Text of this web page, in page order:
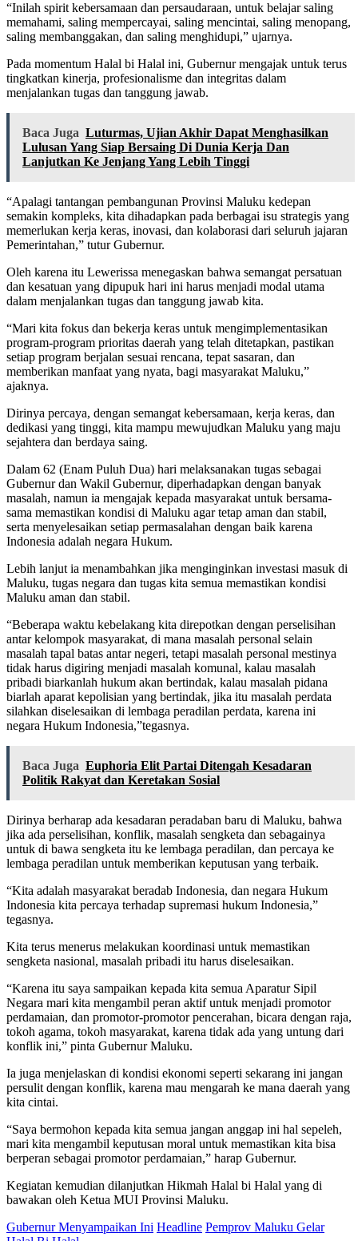
“Inilah spirit kebersamaan dan persaudaraan, untuk belajar saling
memahami, saling mempercayai, saling mencintai, saling menopang,
saling membanggakan, dan saling menghidupi,” ujarnya.
Pada momentum Halal bi Halal ini, Gubernur mengajak untuk terus
tingkatkan kinerja, profesionalisme dan integritas dalam
menjalankan tugas dan tanggung jawab.
Baca Juga Luturmas, Ujian Akhir Dapat Menghasilkan
Lulusan Yang Siap Bersaing Di Dunia Kerja Dan
Lanjutkan Ke Jenjang Yang Lebih Tinggi
“Apalagi tantangan pembangunan Provinsi Maluku kedepan
semakin kompleks, kita dihadapkan pada berbagai isu strategis yang
memerlukan kerja keras, inovasi, dan kolaborasi dari seluruh jajaran
Pemerintahan,” tutur Gubernur.
Oleh karena itu Lewerissa menegaskan bahwa semangat persatuan
dan kesatuan yang dipupuk hari ini harus menjadi modal utama
dalam menjalankan tugas dan tanggung jawab kita.
“Mari kita fokus dan bekerja keras untuk mengimplementasikan
program-program prioritas daerah yang telah ditetapkan, pastikan
setiap program berjalan sesuai rencana, tepat sasaran, dan
memberikan manfaat yang nyata, bagi masyarakat Maluku,”
ajaknya.
Dirinya percaya, dengan semangat kebersamaan, kerja keras, dan
dedikasi yang tinggi, kita mampu mewujudkan Maluku yang maju
sejahtera dan berdaya saing.
Dalam 62 (Enam Puluh Dua) hari melaksanakan tugas sebagai
Gubernur dan Wakil Gubernur, diperhadapkan dengan banyak
masalah, namun ia mengajak kepada masyarakat untuk bersama-
sama memastikan kondisi di Maluku agar tetap aman dan stabil,
serta menyelesaikan setiap permasalahan dengan baik karena
Indonesia adalah negara Hukum.
Lebih lanjut ia menambahkan jika menginginkan investasi masuk di
Maluku, tugas negara dan tugas kita semua memastikan kondisi
Maluku aman dan stabil.
“Beberapa waktu kebelakang kita direpotkan dengan perselisihan
antar kelompok masyarakat, di mana masalah personal selain
masalah tapal batas antar negeri, tetapi masalah personal mestinya
tidak harus digiring menjadi masalah komunal, kalau masalah
pribadi biarkanlah hukum akan bertindak, kalau masalah pidana
biarlah aparat kepolisian yang bertindak, jika itu masalah perdata
silahkan diselesaikan di lembaga peradilan perdata, karena ini
negara Hukum Indonesia,”tegasnya.
Baca Juga Euphoria Elit Partai Ditengah Kesadaran
Politik Rakyat dan Keretakan Sosial
Dirinya berharap ada kesadaran peradaban baru di Maluku, bahwa
jika ada perselisihan, konflik, masalah sengketa dan sebagainya
untuk di bawa sengketa itu ke lembaga peradilan, dan percaya ke
lembaga peradilan untuk memberikan keputusan yang terbaik.
“Kita adalah masyarakat beradab Indonesia, dan negara Hukum
Indonesia kita percaya terhadap supremasi hukum Indonesia,”
tegasnya.
Kita terus menerus melakukan koordinasi untuk memastikan
sengketa nasional, masalah pribadi itu harus diselesaikan.
“Karena itu saya sampaikan kepada kita semua Aparatur Sipil
Negara mari kita mengambil peran aktif untuk menjadi promotor
perdamaian, dan promotor-promotor pencerahan, bicara dengan raja,
tokoh agama, tokoh masyarakat, karena tidak ada yang untung dari
konflik ini,” pinta Gubernur Maluku.
Ia juga menjelaskan di kondisi ekonomi seperti sekarang ini jangan
persulit dengan konflik, karena mau mengarah ke mana daerah yang
kita cintai.
“Saya bermohon kepada kita semua jangan anggap ini hal sepeleh,
mari kita mengambil keputusan moral untuk memastikan kita bisa
berperan sebagai promotor perdamaian,” harap Gubernur.
Kegiatan kemudian dilanjutkan Hikmah Halal bi Halal yang di
bawakan oleh Ketua MUI Provinsi Maluku.
Gubernur Menyampaikan Ini Headline Pemprov Maluku Gelar